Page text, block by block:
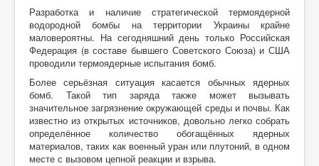
Разработка и наличие стратегической термоядерной
водородной бомбы на территории Украины крайне
маловероятны. На сегодняшний день только Российская
Федерация (в составе бывшего Советского Союза) и США
проводили термоядерные испытания бомб.
Более серьёзная ситуация касается обычных ядерных
бомб. Такой тип заряда также может вызывать
значительное загрязнение окружающей среды и почвы. Как
известно из открытых источников, довольно легко собрать
определённое количество обогащённых ядерных
материалов, таких как военный уран или плутоний, в одном
месте с вызовом цепной реакции и взрыва.